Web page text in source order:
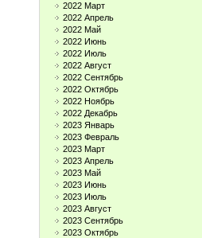
2022 Март
2022 Апрель
2022 Май
2022 Июнь
2022 Июль
2022 Август
2022 Сентябрь
2022 Октябрь
2022 Ноябрь
2022 Декабрь
2023 Январь
2023 Февраль
2023 Март
2023 Апрель
2023 Май
2023 Июнь
2023 Июль
2023 Август
2023 Сентябрь
2023 Октябрь